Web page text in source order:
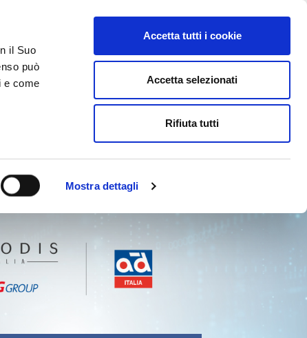
il Suo
può
e come
Mostra dettagli
Accetta tutti i cookie
Accetta selezionati
Rifiuta tutti